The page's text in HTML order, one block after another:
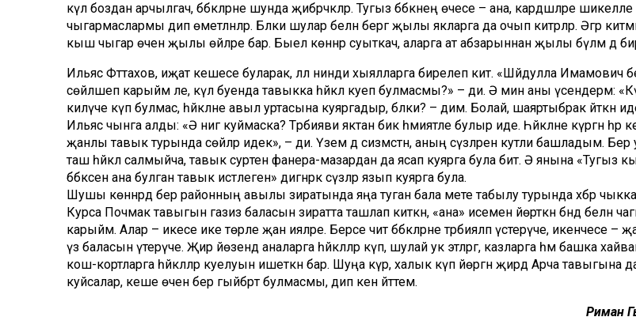
күл боздан арчылгач, бәбкәләрне шунда җибәрәчәкләр. Тугыз бәбкәнең өчесе – ана, кардәшләре
чыгармаслармы дип өметләнәләр. Бәлки шулар белән бергә җылы якларга да очып китәрләр. Әгәр
кыш чыгар өчен җылы өйләре бар. Быел көннәр суыткач, аларга ат абзарыннан җылы бүлмә дә
Ильяс Фәттахов, иҗат кешесе буларак, әллә нинди хыялларга бирелеп китә. «Шәйдулла Имамович
сөйләшеп карыйм әле, күл буенда тавыкка һәйкәл куеп булмасмы?» – ди. Ә мин аны үсендерәм:
килүче күп булмас, һәйкәлне авыл уртасына куяргадыр, бәлки? – дим. Болай, шаяртыбрак әйткән
Ильяс чынга алды: «Ә нигә куймаска? Тәрбияви яктан бик әһәмиятле булыр иде. Һәйкәлне күргән һәр
җанлы тавык турында сөйләр идек», – ди. Үзем дә сизмәстән, аның сүзләрен куәтли башладым. Бер
таш һәйкәл салмыйча, тавык сурәтен фанера-мазардан да ясап куярга була бит. Ә янына «Тугыз
бәбкәсенә ана булган тавык истәлегенә» дигәнрәк сүзләр язып куярга була.
Шушы көннәрдә бер районның авылы зиратында яңа туган бала мәете табылу турында хәбәр
Курса Почмак тавыгын газиз баласын зиратта ташлап киткән, «ана» исемен йөрткән бәндә белән
карыйм. Алар – икесе ике төрле җан ияләре. Берсе чит бәбкәләрне тәрбияләп үстерүче, икенчесе
үз баласын үтерүче. Җир йөзендә аналарга һәйкәлләр күп, шулай ук этләргә, казларга һәм башка
кош-кортларга һәйкәлләр куелуын ишеткән бар. Шуңа күрә, халык күп йөргән җирдә Арча тавыгына да
куйсалар, кеше өчен бер гыйбрәт булмасмы, дип кенә әйттем.
Риман